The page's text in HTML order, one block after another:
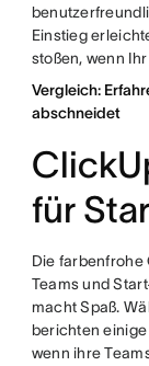
Einstieg
stoßen, wenn
Vergleich:
abschneidet
für
Die farbenfrohe
Teams und
macht Spaß.
berichten
wenn ihre